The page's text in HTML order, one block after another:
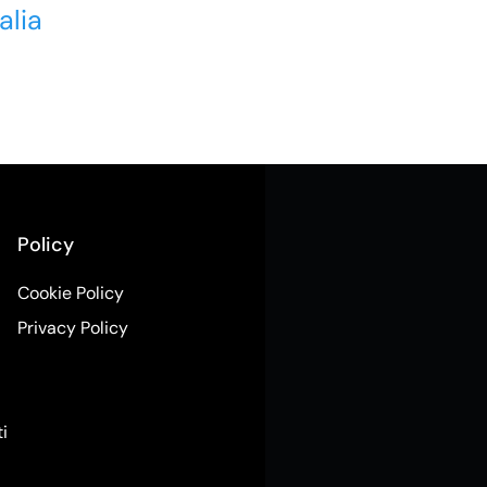
Policy
Cookie Policy
Privacy Policy